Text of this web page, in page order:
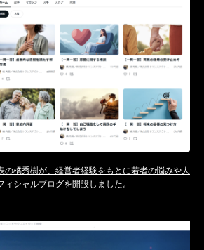
の橘秀樹が、経営者経験をもとに若者の悩みや人
シャルブログを開設しました。